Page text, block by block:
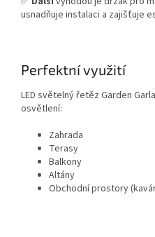
usnadňuje instalaci a zajišťuje
Perfektní využití
LED světelný řetěz Garden
osvětlení:
Zahrada
Terasy
Balkony
Altány
Obchodní prostory